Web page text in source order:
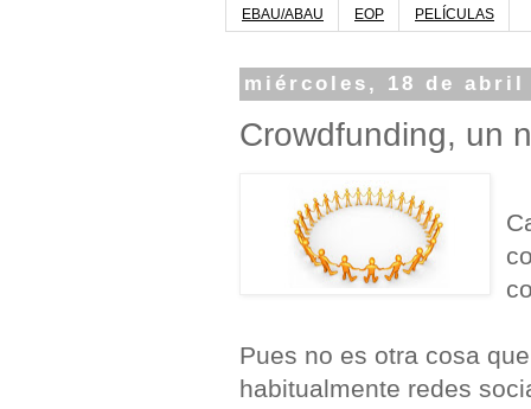
EBAU/ABAU EOP PELÍCULAS
miércoles, 18 de abril
Crowdfunding, un
Pues no es otra cosa
habitualmente redes